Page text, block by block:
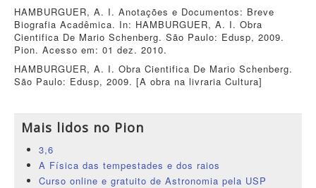
HAMBURGUER, A. I. Anotações e Documentos: Breve
Biografia Acadêmica. In: HAMBURGUER, A. I. Obra
Cientifica De Mario Schenberg. São Paulo: Edusp, 2009.
Pion. Acesso em: 01 dez. 2010.
HAMBURGUER, A. I. Obra Cientifica De Mario Schenberg.
São Paulo: Edusp, 2009. [A obra na livraria Cultura]
Mais lidos no Pion
3,6
A Física das tempestades e dos raios
Curso online e gratuito de Astronomia pela USP